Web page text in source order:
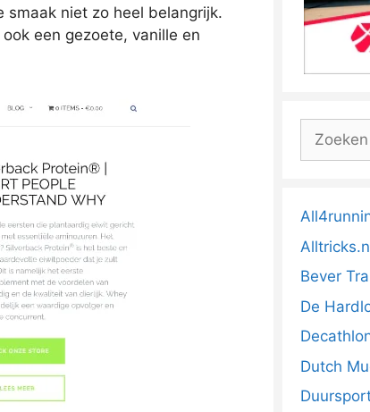
niet zo heel belangrijk.
een gezoete, vanille en
Zoek
Bever
De
Dutch